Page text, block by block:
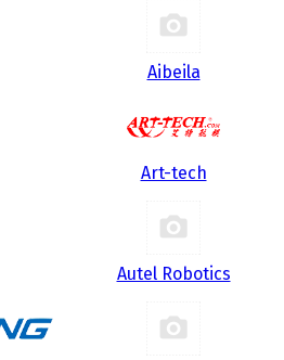
Aibeila
Art-tech
Autel Robotics